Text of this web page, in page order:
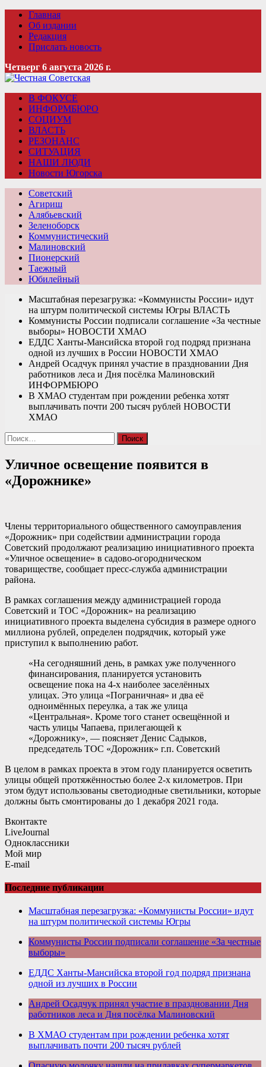
Главная
Об издании
Редакция
Прислать новость
Четверг 6 августа 2026 г.
В ФОКУСЕ
ИНФОРМБЮРО
СОЦИУМ
ВЛАСТЬ
РЕЗОНАНС
СИТУАЦИЯ
НАШИ ЛЮДИ
Новости Югорска
Советский
Агириш
Алябьевский
Зеленоборск
Коммунистический
Малиновский
Пионерский
Таежный
Юбилейный
Масштабная перезагрузка: «Коммунисты России» идут
на штурм политической системы Югры ВЛАСТЬ
Коммунисты России подписали соглашение «За честные
выборы» НОВОСТИ ХМАО
ЕДДС Ханты-Мансийска второй год подряд признана
одной из лучших в России НОВОСТИ ХМАО
Андрей Осадчук принял участие в праздновании Дня
работников леса и Дня посёлка Малиновский
ИНФОРМБЮРО
В ХМАО студентам при рождении ребенка хотят
выплачивать почти 200 тысяч рублей НОВОСТИ
ХМАО
Найти:
Уличное освещение появится в
«Дорожнике»
Члены территориального общественного самоуправления
«Дорожник» при содействии администрации города
Советский продолжают реализацию инициативного проекта
«Уличное освещение» в садово-огородническом
товариществе, сообщает пресс-служба администрации
района.
В рамках соглашения между администрацией города
Советский и ТОС «Дорожник» на реализацию
инициативного проекта выделена субсидия в размере одного
миллиона рублей, определен подрядчик, который уже
приступил к выполнению работ.
«На сегодняшний день, в рамках уже полученного
финансирования, планируется установить
освещение пока на 4-х наиболее заселённых
улицах. Это улица «Пограничная» и два её
одноимённых переулка, а так же улица
«Центральная». Кроме того станет освещённой и
часть улицы Чапаева, прилегающей к
«Дорожнику», — поясняет Денис Садыков,
председатель ТОС «Дорожник» г.п. Советский
В целом в рамках проекта в этом году планируется осветить
улицы общей протяжённостью более 2-х километров. При
этом будут использованы светодиодные светильники, которые
должны быть смонтированы до 1 декабря 2021 года.
Вконтакте
LiveJournal
Одноклассники
Мой мир
E-mail
Последние публикации
Масштабная перезагрузка: «Коммунисты России» идут
на штурм политической системы Югры
Коммунисты России подписали соглашение «За честные
выборы»
ЕДДС Ханты-Мансийска второй год подряд признана
одной из лучших в России
Андрей Осадчук принял участие в праздновании Дня
работников леса и Дня посёлка Малиновский
В ХМАО студентам при рождении ребенка хотят
выплачивать почти 200 тысяч рублей